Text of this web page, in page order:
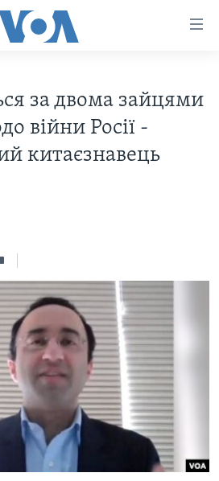
ТРАМПА: ПЕРШІ 100
за двома зайцями
війни Росії -
китаєзнавець